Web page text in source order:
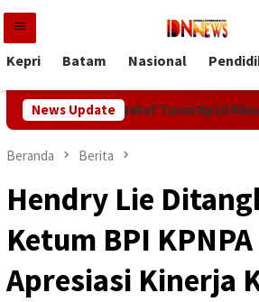
Loncat
konten
Kepri Batam Nasional
News Update
Kupon Wakaf Tunai Rp10 Ribu untuk
Beranda Berita
Hendry Lie
Ketum BPI KPNPA
Apresiasi Kinerja